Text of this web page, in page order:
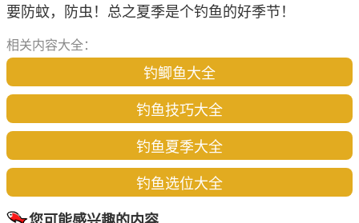
要防蚊，防虫！总之夏季是个钓鱼的好季节！
相关内容大全：
钓鲫鱼大全
钓鱼技巧大全
钓鱼夏季大全
钓鱼选位大全